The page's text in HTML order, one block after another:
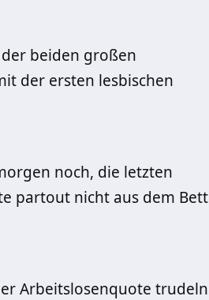
beiden großen
der ersten lesbischen
noch, die letzten
partout nicht aus dem Bett
Arbeitslosenquote trudeln